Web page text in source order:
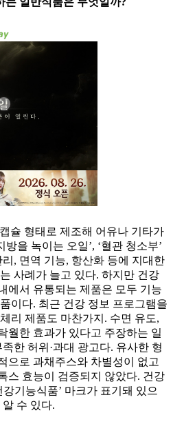
슐 형태로 제조해 어유나 기타가
을 녹이는 오일’, ‘혈관 청소부’
, 면역 기능, 항산화 등에 지대한
사례가 늘고 있다. 하지만 건강
에서 유통되는 제품은 모두 기능
이다. 최근 건강 정보 프로그램을
리 제품도 마찬가지. 수면 유도,
월한 효과가 있다고 주장하는 일
한 허위·과대 광고다. 유사한 형
으로 과채주스와 차별성이 없고
스 효능이 검증되지 않았다. 건강
기능식품’ 마크가 표기돼 있으
수 있다.